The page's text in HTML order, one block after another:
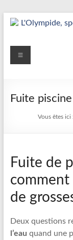
Aller
au
Détection
Réparation
Fuite
—
Expert
France
Recherche
Menu
Fuite
Vous êtes ici :
Fuite de
de
Deux questions
l’eau quand une